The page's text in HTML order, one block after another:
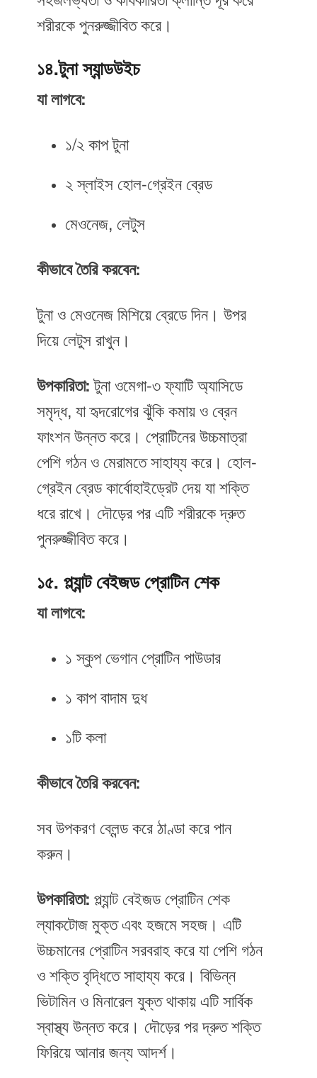
শরীরকে পুনরুজ্জীবিত করে।
১৪.টুনা স্যান্ডউইচ
যা লাগবে:
১/২ কাপ টুনা
২ স্লাইস হোল-গ্রেইন ব্রেড
মেওনেজ, লেটুস
কীভাবে তৈরি করবেন:
টুনা ও মেওনেজ মিশিয়ে ব্রেডে দিন। উপর
দিয়ে লেটুস রাখুন।
উপকারিতা: টুনা ওমেগা-৩ ফ্যাটি অ্যাসিডে
সমৃদ্ধ, যা হৃদরোগের ঝুঁকি কমায় ও ব্রেন
ফাংশন উন্নত করে। প্রোটিনের উচ্চমাত্রা
পেশি গঠন ও মেরামতে সাহায্য করে। হোল-
গ্রেইন ব্রেড কার্বোহাইড্রেট দেয় যা শক্তি
ধরে রাখে। দৌড়ের পর এটি শরীরকে দ্রুত
পুনরুজ্জীবিত করে।
১৫. প্ল্যান্ট বেইজড প্রোটিন শেক
যা লাগবে:
১ স্কুপ ভেগান প্রোটিন পাউডার
১ কাপ বাদাম দুধ
১টি কলা
কীভাবে তৈরি করবেন:
সব উপকরণ ব্লেন্ড করে ঠাণ্ডা করে পান
করুন।
উপকারিতা: প্ল্যান্ট বেইজড প্রোটিন শেক
ল্যাকটোজ মুক্ত এবং হজমে সহজ। এটি
উচ্চমানের প্রোটিন সরবরাহ করে যা পেশি গঠন
ও শক্তি বৃদ্ধিতে সাহায্য করে। বিভিন্ন
ভিটামিন ও মিনারেল যুক্ত থাকায় এটি সার্বিক
স্বাস্থ্য উন্নত করে। দৌড়ের পর দ্রুত শক্তি
ফিরিয়ে আনার জন্য আদর্শ।